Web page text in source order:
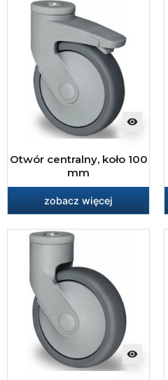
visibility
Otwór centralny, koło 100
mm
zobacz więcej
visibility